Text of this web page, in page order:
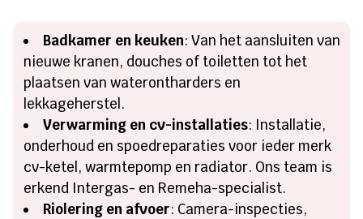
Badkamer en keuken: Van het aansluiten van
nieuwe kranen, douches of toiletten tot het
plaatsen van waterontharders en
lekkageherstel.
Verwarming en cv-installaties: Installatie,
onderhoud en spoedreparaties voor ieder merk
cv-ketel, warmtepomp en radiator. Ons team is
erkend Intergas- en Remeha-specialist.
Riolering en afvoer: Camera-inspecties,